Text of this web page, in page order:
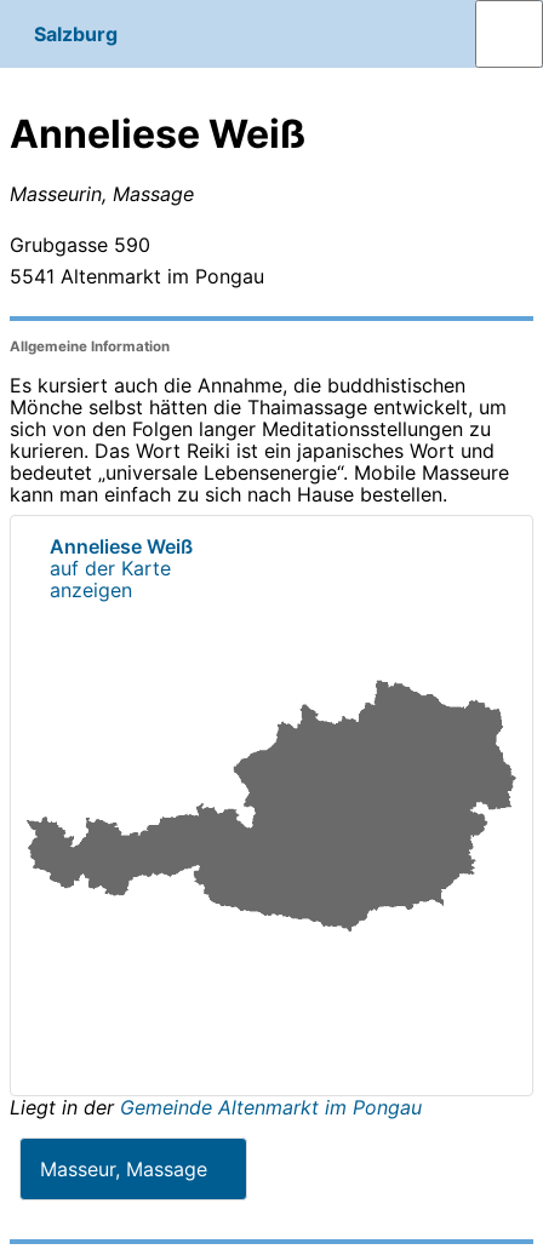
Salzburg
Anneliese Weiß
Masseurin, Massage
Grubgasse 590
5541 Altenmarkt im Pongau
Allgemeine Information
Es kursiert auch die Annahme, die buddhistischen
Mönche selbst hätten die Thaimassage entwickelt, um
sich von den Folgen langer Meditationsstellungen zu
kurieren. Das Wort Reiki ist ein japanisches Wort und
bedeutet „universale Lebensenergie“. Mobile Masseure
kann man einfach zu sich nach Hause bestellen.
Anneliese Weiß
auf der Karte
anzeigen
Liegt in der Gemeinde Altenmarkt im Pongau
Masseur, Massage